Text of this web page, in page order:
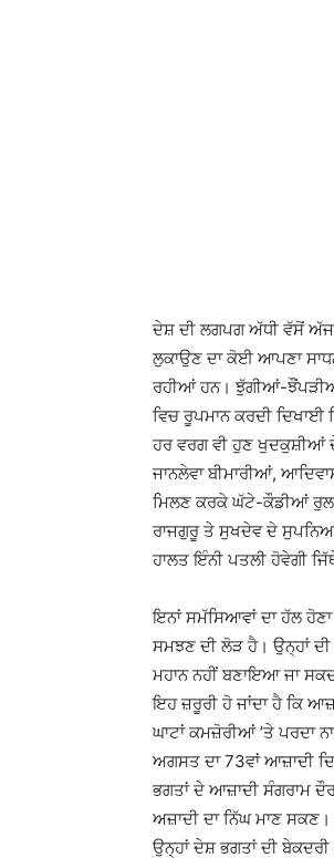
ਦੇਸ਼ ਦੀ ਲਗਪਗ ਅੱਧੀ ਵੱਸੋਂ ਅੱਜ
ਲੁਕਾਉਣ ਦਾ ਕੋਈ ਆਪਣਾ
ਰਹੀਆਂ ਹਨ। ਝੁੱਗੀਆਂ-ਝੌਂਪੜੀਆਂ
ਵਿਚ ਰੂਪਮਾਨ ਕਰਦੀ
ਹਰ ਵਰਗ ਵੀ ਹੁਣ ਖੁਦਕੁਸ਼ੀਆਂ ਦੇ
ਜਾਨਲੇਵਾ ਬੀਮਾਰੀਆਂ,
ਮਿਲਣ ਕਰਕੇ ਘੱਟੇ-ਕੌਡੀਆਂ
ਰਾਜਗੁਰੂ ਤੇ ਸੁਖਦੇਵ ਦੇ ਸੁਪਨਿਆਂ
ਹਾਲਤ ਇੰਨੀ ਪਤਲੀ ਹੋਵੇਗੀ
ਇਨਾਂ ਸਮੱਸਿਆਵਾਂ ਦਾ ਹੱਲ
ਸਮਝਣ ਦੀ ਲੋੜ ਹੈ। ਉਨ੍ਹਾਂ ਦੀ
ਮਹਾਨ ਨਹੀਂ ਬਣਾਇਆ ਜਾ
ਇਹ ਜ਼ਰੂਰੀ ਹੋ ਜਾਂਦਾ ਹੈ ਕਿ
ਘਾਟਾਂ ਕਮਜ਼ੋਰੀਆਂ ’ਤੇ ਪਰਦਾ
ਅਗਸਤ ਦਾ 73ਵਾਂ ਆਜ਼ਾਦੀ
ਭਗਤਾਂ ਦੇ ਆਜ਼ਾਦੀ ਸੰਗਰਾਮ
ਅਜ਼ਾਦੀ ਦਾ ਨਿੱਘ ਮਾਣ
ਉਨ੍ਹਾਂ ਦੇਸ਼ ਭਗਤਾਂ ਦੀ